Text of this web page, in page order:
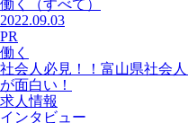
働く
（すべて）
2022.09.03
PR
働く
社会人必見！！富山県社会
が面白い！
求人情報
インタビュー